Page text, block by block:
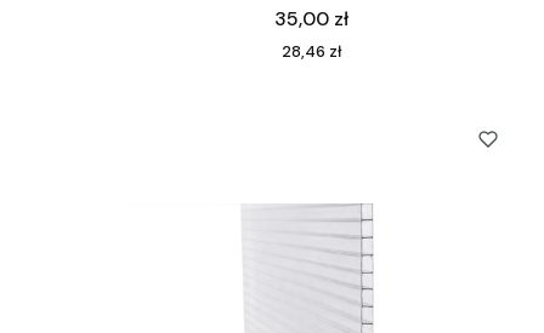
Cena
35,00 zł
Cena
28,46 zł